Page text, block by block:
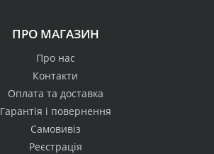
ПРО МАГАЗИН
Про нас
Контакти
Оплата та доставка
Гарантія і повернення
Самовивіз
Реєстрація